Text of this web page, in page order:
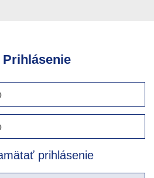
Prihlásenie
prihlásenie